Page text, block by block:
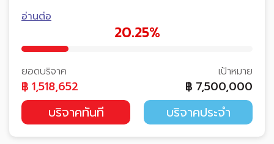
อ่านต่อ
20.25%
ยอดบริจาค
฿ 1,518,652
เป้าหมาย
฿ 7,500,000
บริจาคทันที บริจาคประจำ